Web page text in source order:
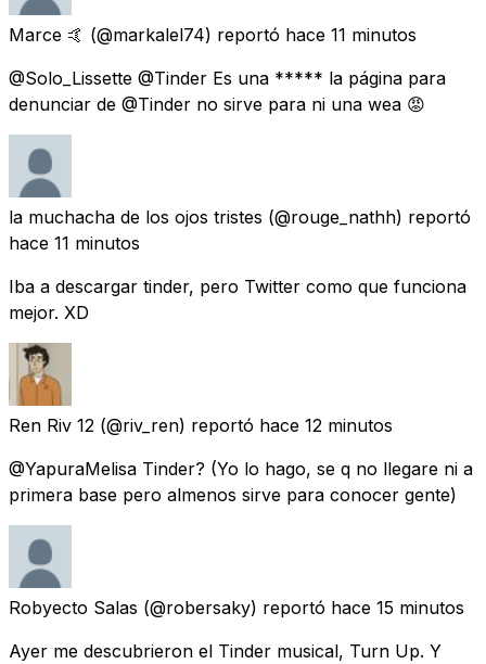
Marce 🤙 (@markalel74) reportó hace 11 minutos
@Solo_Lissette @Tinder Es una ***** la página para
denunciar de @Tinder no sirve para ni una wea 😡
la muchacha de los ojos tristes (@rouge_nathh) reportó
hace 11 minutos
Iba a descargar tinder, pero Twitter como que funciona
mejor. XD
Ren Riv 12 (@riv_ren) reportó hace 12 minutos
@YapuraMelisa Tinder? (Yo lo hago, se q no llegare ni a
primera base pero almenos sirve para conocer gente)
Robyecto Salas (@robersaky) reportó hace 15 minutos
Ayer me descubrieron el Tinder musical, Turn Up. Y